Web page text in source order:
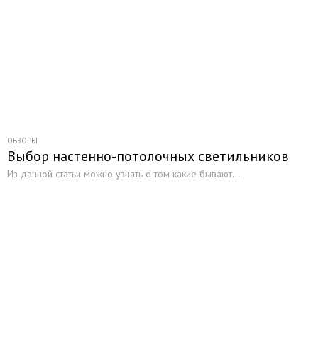
ОБЗОРЫ
Выбор настенно-потолочных светильников
Из данной статьи можно узнать о том какие бывают...